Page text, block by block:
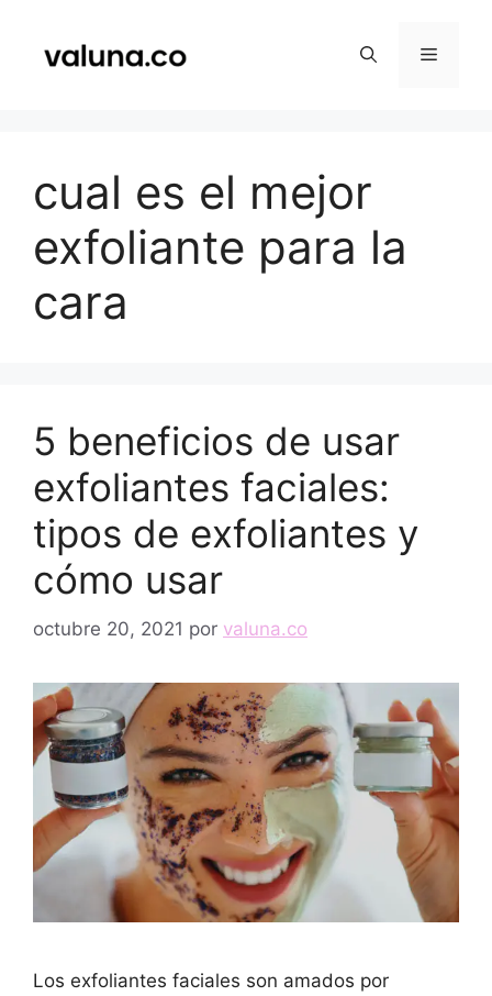
contenido
Menú
cual es el mejor
exfoliante para la
cara
5 beneficios de usar
exfoliantes faciales:
tipos de exfoliantes y
cómo usar
octubre 20, 2021 por valuna.co
Los exfoliantes faciales son amados por